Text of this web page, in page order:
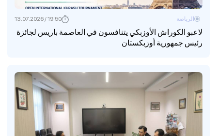
لاعبو الكوراش الأوزبكي يتنافسون في العاصمة باريس لجائزة
رئيس جمهورية أوزبكستان
الرياضة 19:50 / 13.07.2026